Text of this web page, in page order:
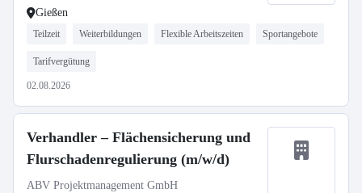
Gießen
Teilzeit Weiterbildungen Flexible Arbeitszeiten Sportangebote
Tarifvergütung
02.08.2026
Verhandler – Flächensicherung und
Flurschadenregulierung (m/w/d)
ABV Projektmanagement GmbH